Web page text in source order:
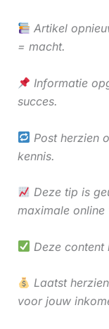
Artikel
= macht.
Informatie
succes.
Post herzien
kennis.
Deze tip is
maximale online
Deze
Laatst
voor jouw